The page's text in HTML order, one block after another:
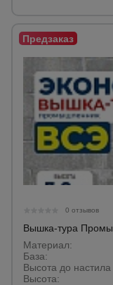
0 отзывов
Вышка-тура
Материал:
База:
Высота до настила
Высота: